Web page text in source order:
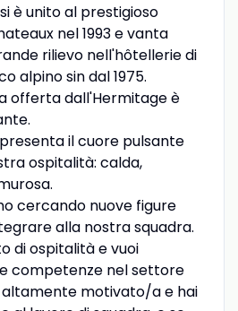
è unito al prestigioso
nel 1993 e vanta
rilievo nell'hôtellerie di
alpino sin dal 1975.
offerta dall'Hermitage è
il cuore pulsante
ospitalità: calda,
cercando nuove figure
alla nostra squadra.
di ospitalità e vuoi
competenze nel settore
altamente motivato/a e hai